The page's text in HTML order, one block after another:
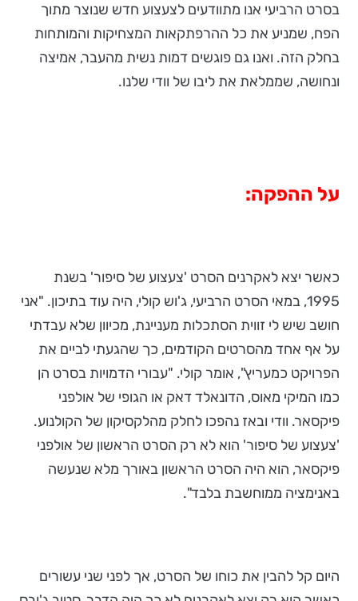
בסרט הרביעי אנו מתוודעים לצעצוע חדש שנוצר מתוך
הפח, שמניע את כל ההרפתקאות המצחיקות והמותחות
בחלק הזה. ואנו גם פוגשים דמות נשית מהעבר, אמיצה
ונחושה, שממלאת את ליבו של וודי שלנו.
על ההפקה:
כאשר יצא לאקרנים הסרט 'צעצוע של סיפור' בשנת
1995, במאי הסרט הרביעי, ג'וש קולי, היה עוד בתיכון. "אני
חושב שיש לי זווית הסתכלות מעניינת, מכיוון שלא עבדתי
על אף אחד מהסרטים הקודמים, כך שהגעתי לביים את
הפרויקט כמעריץ", אומר קולי. "עבורי הדמויות בסרט הן
כמו המיקי מאוס, הדונאלד דאק או הגופי של אולפני
פיקסאר. וודי ובאז נהפכו לחלק מהלקסיקון של הקולנוע.
'צעצוע של סיפור' הוא לא רק הסרט הראשון של אולפני
פיקסאר, הוא היה הסרט הראשון באורך מלא שנעשה
באנימציה ממוחשבת בלבד".
היום קל להבין את כוחו של הסרט, אך לפני שני עשורים